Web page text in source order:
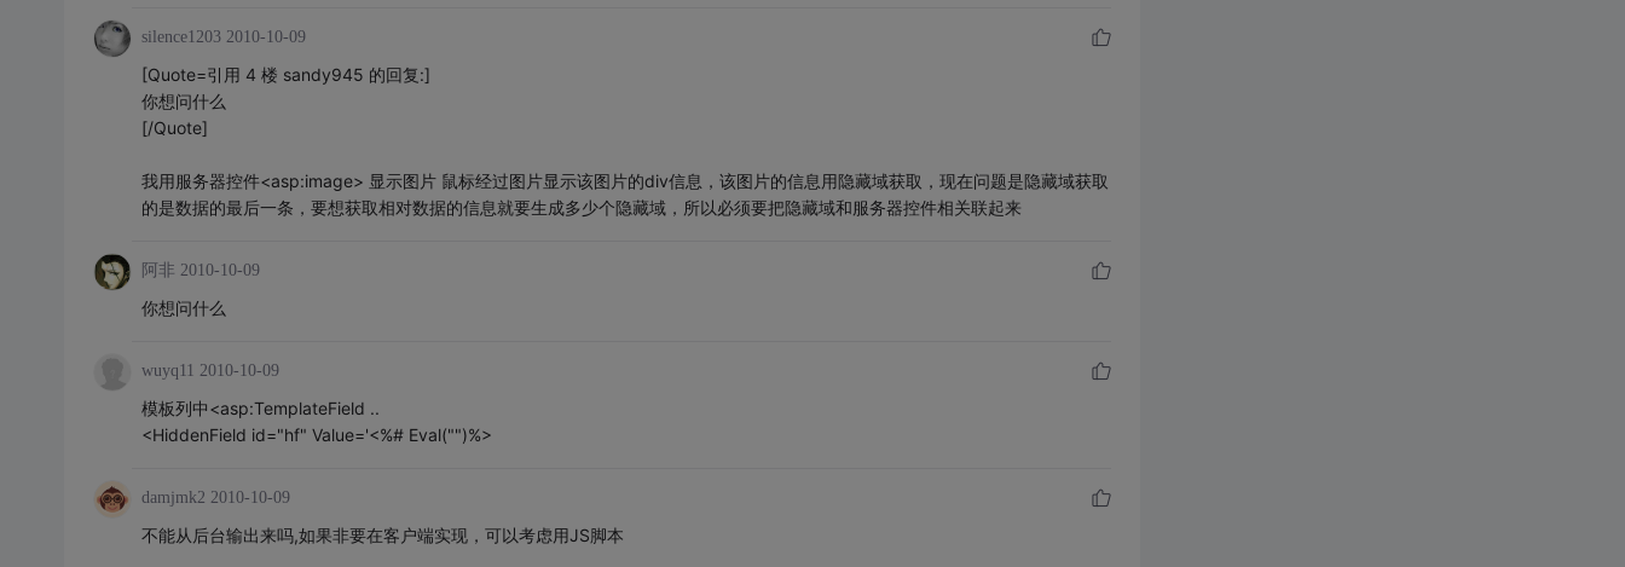
silence1203 2010-10-09
[Quote=引用 4 楼 sandy945 的回复:]
你想问什么
[/Quote]
我用服务器控件<asp:image> 显示图片 鼠标经过图片显示该图片的div信息，该图片的信息用隐藏域获取，现在问题是隐藏域获取
的是数据的最后一条，要想获取相对数据的信息就要生成多少个隐藏域，所以必须要把隐藏域和服务器控件相关联起来
阿非 2010-10-09
你想问什么
wuyq11 2010-10-09
模板列中<asp:TemplateField ..
<HiddenField id="hf" Value='<%# Eval("")%>
damjmk2 2010-10-09
不能从后台输出来吗,如果非要在客户端实现，可以考虑用JS脚本